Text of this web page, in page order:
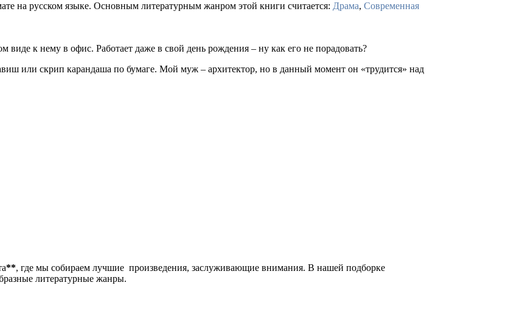
на русском языке. Основным литературным жанром этой книги считается: Драма, Современная
виде к нему в офис. Работает даже в свой день рождения – ну как его не порадовать?
или скрип карандаша по бумаге. Мой муж – архитектор, но в данный момент он «трудится» над
**, где мы собираем лучшие произведения, заслуживающие внимания. В нашей подборке
литературные жанры.